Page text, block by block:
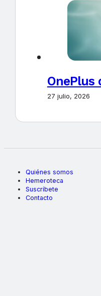
OnePlus
27 julio, 2026
Quiénes somos
Hemeroteca
Suscríbete
Contacto